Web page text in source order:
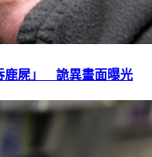
鹿屍」 詭異畫面曝光